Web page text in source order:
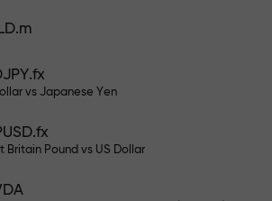
to‘ldiring va depozitingizdan 1
Depozit qancha katta bo‘lsa,
shuncha yuqori bo‘ladi.
$333 bilan
vs Japanese Yen
Britain Pound vs US Dollar